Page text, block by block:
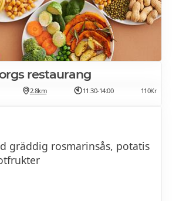
restaurang
2.8km 11:30-14:00 110Kr
gräddig rosmarinsås, potatis